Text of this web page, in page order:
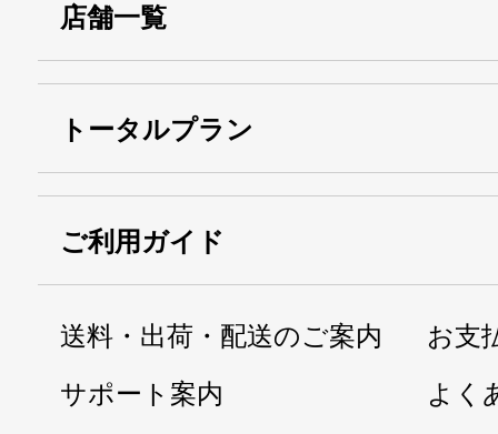
店舗一覧
トータルプラン
ご利用ガイド
送料・出荷・配送のご案内
お支
サポート案内
よく